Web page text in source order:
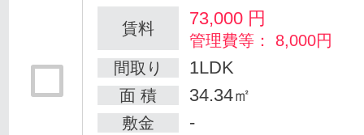
賃料 73,000 円
管理費等： 8,000円
間取り
1LDK
面 積 34.34㎡
敷金 -